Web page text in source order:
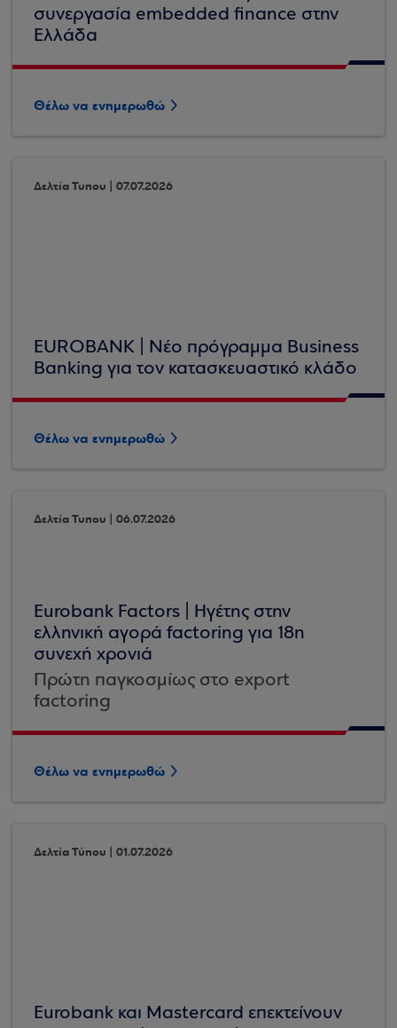
συνεργασία embedded finance στην
Ελλάδα
Θέλω να ενημερωθώ
Δελτία Τυπου | 07.07.2026
EUROBANK | Νέο πρόγραμμα Business
Banking για τον κατασκευαστικό κλάδο
Θέλω να ενημερωθώ
Δελτία Τυπου | 06.07.2026
Eurobank Factors | Ηγέτης στην
ελληνική αγορά factoring για 18η
συνεχή χρονιά
Πρώτη παγκοσμίως στο export
factoring
Θέλω να ενημερωθώ
Δελτία Τύπου | 01.07.2026
Eurobank και Mastercard επεκτείνουν